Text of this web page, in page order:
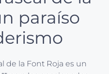
paraíso
de la Font Roja es un